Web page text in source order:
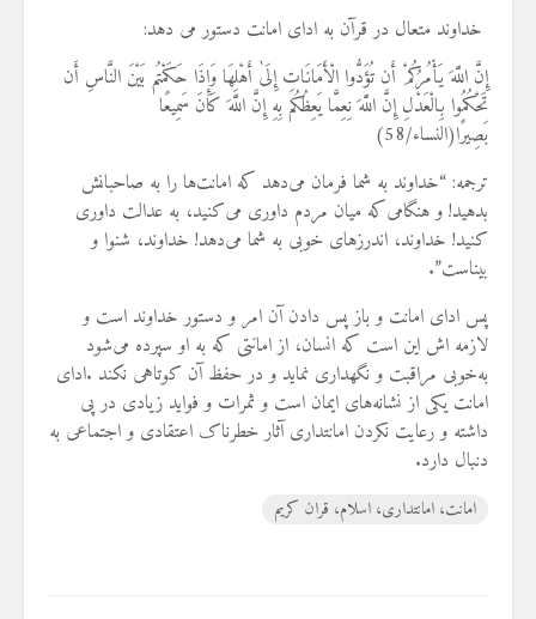
خداوند متعال در قرآن به ادای امانت دستور می دهد:
إِنَّ اللَّهَ يَأْمُرُكُمْ أَن تُؤَدُّوا الْأَمَانَاتِ إِلَىٰ أَهْلِهَا وَإِذَا حَكَمْتُم بَيْنَ النَّاسِ أَن
تَحْكُمُوا بِالْعَدْلِ إِنَّ اللَّهَ نِعِمَّا يَعِظُكُم بِهِ إِنَّ اللَّهَ كَانَ سَمِيعًا
بَصِيرًا(النساء/58)
ترجمه: “خداوند به شما فرمان می‌دهد که امانت‌ها را به صاحبانش
بدهید! و هنگا‌می‌که میان مردم داوری می‌کنید، به عدالت داوری
کنید! خداوند، ‌اندرزهای خوبی به شما می‌دهد! خداوند، شنوا و
بیناست”.
پس ادای امانت و باز پس دادن آن امر و دستور خداوند است و
لازمه اش ‌این است که انسان، از امانتی که به او سپرده ‌می‌شود
به‌خوبی مراقبت و نگهداری نماید و در حفظ آن کوتاهی نکند .ادای
امانت ‌یکی از نشانه‌های ‌ایمان است و ثمرات و فواید زیادی در پی
داشته و رعایت نکردن امانتداری آثار خطرناک اعتقادی و اجتماعی به
دنبال دارد‌.
امانت، امانتداری، اسلام، قران کریم